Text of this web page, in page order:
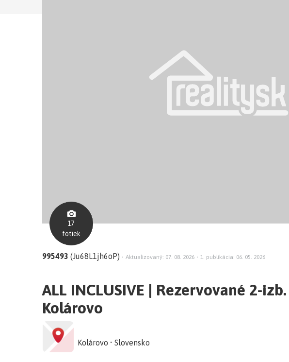
17
fotiek
995493 (Ju68L1jh6oP) • Aktualizovaný: 07. 08. 2026 • 1. publikácia: 06. 05. 2026
ALL INCLUSIVE | Rezervované 2-
Kolárovo
Kolárovo • Slovensko